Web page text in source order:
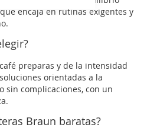
encaja en rutinas exigentes y
preparas y de la intensidad
orientadas a la
sin complicaciones, con un
Braun baratas?